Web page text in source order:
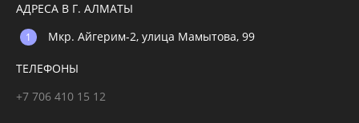
АДРЕСА В Г. АЛМАТЫ
Мкр. Айгерим-2, улица Мамытова, 99
ТЕЛЕФОНЫ
+7 706 410 15 12